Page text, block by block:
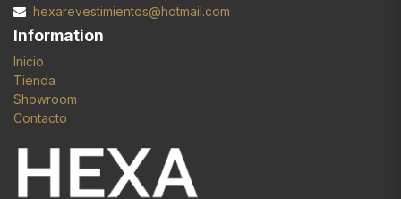
hexarevestimientos@hotmail.com
Information
Inicio
Tienda
Showroom
Contacto